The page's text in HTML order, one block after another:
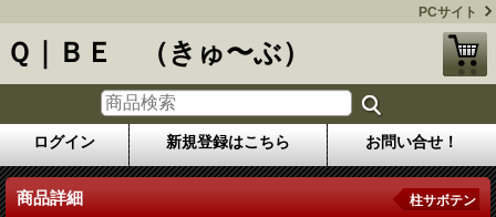
PCサイト
Ｑ｜ＢＥ （きゅ〜ぶ）
ログイン 新規登録はこちら お問い合せ！
商品詳細 柱サボテン